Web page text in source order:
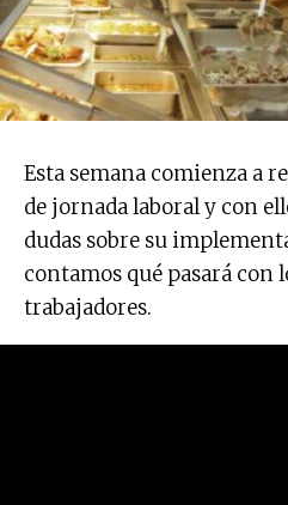
Esta semana comienza a
de jornada laboral y con
dudas sobre su
contamos qué pasará con
trabajadores.